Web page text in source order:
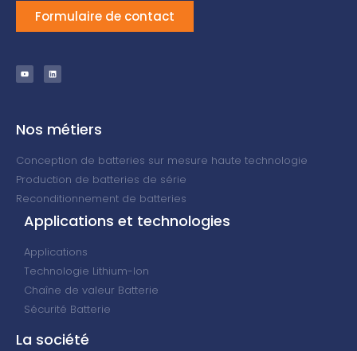
Formulaire de contact
Nos métiers
Conception de batteries sur mesure haute technologie
Production de batteries de série
Reconditionnement de batteries
Applications et technologies
Applications
Technologie Lithium-Ion
Chaîne de valeur Batterie
Sécurité Batterie
La société